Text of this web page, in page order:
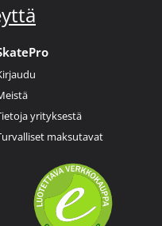
yrityksestä
maksutavat